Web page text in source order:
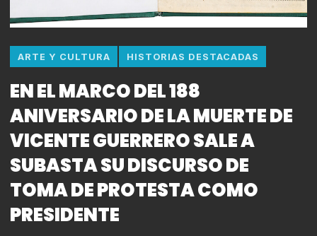
ARTE Y CULTURA HISTORIAS DESTACADAS
EN EL MARCO DEL 188
ANIVERSARIO DE LA MUERTE DE
VICENTE GUERRERO SALE A
SUBASTA SU DISCURSO DE
TOMA DE PROTESTA COMO
PRESIDENTE